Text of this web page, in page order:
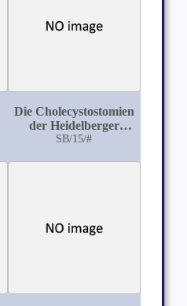
Die Cholecystostomien
der Heidelberger
chirurgischen Klinik
SB/15/#